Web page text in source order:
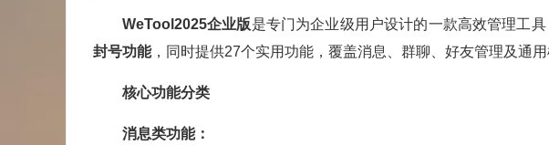
WeTool2025企业版是专门为企业级用户设计的一款高效管理工
封号功能，同时提供27个实用功能，覆盖消息、群聊、好友管理及通
核心功能分类
消息类功能：